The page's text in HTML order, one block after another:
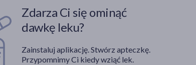
Zdarza Ci się ominąć
dawkę leku?
Zainstaluj aplikację. Stwórz apteczkę.
Przypomnimy Ci kiedy wziąć lek.